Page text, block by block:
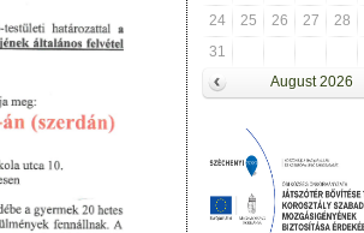
24
25 26 27 28
31
August 2026